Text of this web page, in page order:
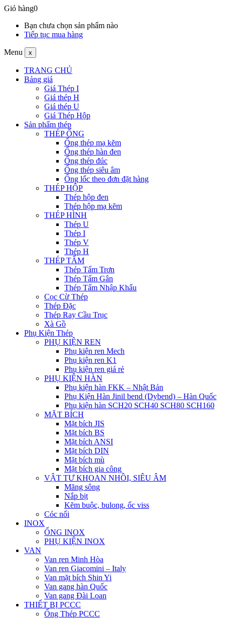
Giỏ hàng0
Bạn chưa chọn sản phẩm nào
Tiếp tục mua hàng
Menu x
TRANG CHỦ
Bảng giá
Giá Thép I
Giá thép H
Giá thép U
Giá Thép Hộp
Sản phẩm thép
THÉP ỐNG
Ống thép mạ kẽm
Ống thép hàn đen
Ống thép đúc
Ống thép siêu âm
Ống lốc theo đơn đặt hàng
THÉP HỘP
Thép hộp đen
Thép hộp mạ kẽm
THÉP HÌNH
Thép U
Thép I
Thép V
Thép H
THÉP TẤM
Thép Tấm Trơn
Thép Tấm Gân
Thép Tấm Nhập Khẩu
Cọc Cừ Thép
Thép Đặc
Thép Ray Cầu Trục
Xà Gồ
Phụ Kiện Thép
PHỤ KIỆN REN
Phụ kiện ren Mech
Phụ kiện ren K1
Phụ kiện ren giá rẻ
PHỤ KIỆN HÀN
Phụ kiện hàn FKK – Nhật Bản
Phụ Kiện Hàn Jinil bend (Dybend) – Hàn Quốc
Phụ kiện hàn SCH20 SCH40 SCH80 SCH160
MẶT BÍCH
Mặt bích JIS
Mặt bích BS
Mặt bích ANSI
Mặt bích DIN
Mặt bích mù
Mặt bích gia công
VẬT TƯ KHOAN NHỒI, SIÊU ÂM
Măng sông
Nắp bịt
Kẽm buộc, bulong, ốc viss
Cóc nối
INOX
ỐNG INOX
PHỤ KIỆN INOX
VAN
Van ren Minh Hòa
Van ren Giacomini – Italy
Van mặt bích Shin Yi
Van gang hàn Quốc
Van gang Đài Loan
THIẾT BỊ PCCC
Ống Thép PCCC